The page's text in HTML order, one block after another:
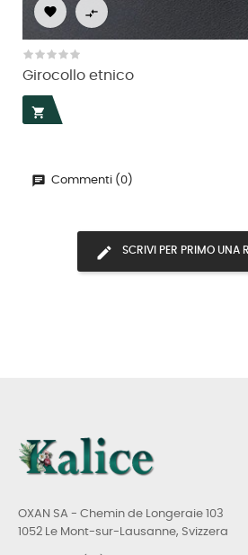
 
Girocollo etnico

Commenti (0)
SCRIVI PER PRIMO UNA
OXAN SA - Chemin de Longeraie 103
1052 Le Mont-sur-Lausanne, Svizzera